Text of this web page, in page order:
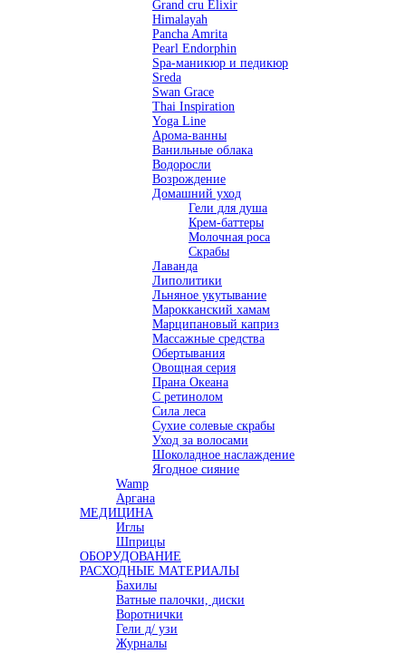
Grand сru Elixir
Himalayah
Pancha Amrita
Pearl Endorphin
Spa-маникюр и педикюр
Sreda
Swan Grace
Thai Inspiration
Yoga Line
Арома-ванны
Ванильные облака
Водоросли
Возрождение
Домашний уход
Гели для душа
Крем-баттеры
Молочная роса
Скрабы
Лаванда
Липолитики
Льняное укутывание
Марокканский хамам
Марципановый каприз
Массажные средства
Обертывания
Овощная серия
Прана Океана
С ретинолом
Сила леса
Сухие солевые скрабы
Уход за волосами
Шоколадное наслаждение
Ягодное сияние
Wamp
Аргана
МЕДИЦИНА
Иглы
Шприцы
ОБОРУДОВАНИЕ
РАСХОДНЫЕ МАТЕРИАЛЫ
Бахилы
Ватные палочки, диски
Воротнички
Гели д/ узи
Журналы